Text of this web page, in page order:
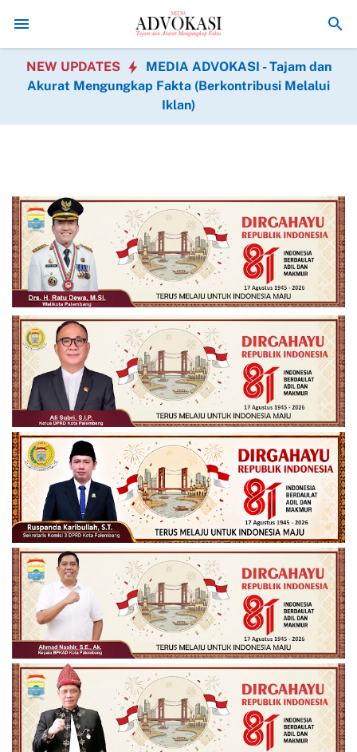
Sempurnakan Kebersihan dan Keindahan, Prajurit TMMD
NEW UPDATES
MEDIA ADVOKASI - Tajam dan
Akurat Mengungkap Fakta (Berkontribusi Melalui
Iklan)